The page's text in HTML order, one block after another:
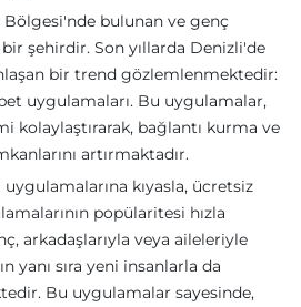
bulunan ve genç
şehirdir. Son yıllarda Denizli'de
bir trend gözlemlenmektedir:
uygulamaları. Bu uygulamalar,
kolaylaştırarak, bağlantı kurma ve
artırmaktadır.
kıyasla, ücretsiz
popülaritesi hızla
arkadaşlarıyla veya aileleriyle
yanı sıra yeni insanlarla da
Bu uygulamalar sayesinde,